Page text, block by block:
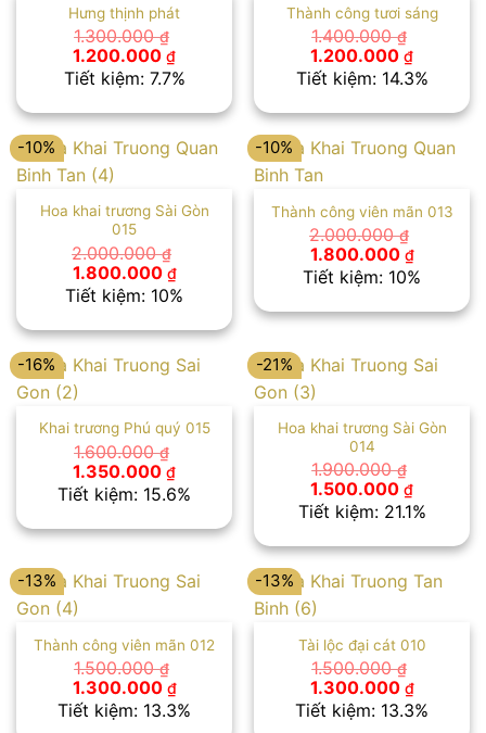
Hưng thịnh phát
1.300.000₫
Giá
gốc
là:
1.200.000 ₫Giá
hiện
tại
1.200.000 ₫.
Tiết kiệm: 7.7%
Thành công tươi sáng
1.400.000₫
Giá
gốc
là:
1.200.000 ₫Giá
hiện
tại
Tiết kiệm: 14.3%
-10%
Hoa khai trương Sài Gòn
015
2.000.000₫
Giá
gốc
là:
1.800.000 ₫Giá
hiện
tại
1.800.000 ₫.
Tiết kiệm: 10%
-10%
Thành công viên mãn 013
2.000.000₫
Giá
gốc
là:
1.800.000 ₫Giá
hiện
tại
Tiết kiệm: 10%
-16%
Khai trương Phú quý 015
1.600.000₫
Giá
gốc
là:
1.350.000 ₫Giá
hiện
tại
1.350.000 ₫.
Tiết kiệm: 15.6%
-21%
Hoa khai trương Sài Gòn
014
1.900.000₫
Giá
gốc
là:
1.500.000 ₫Giá
hiện
tại
Tiết kiệm: 21.1%
-13%
Thành công viên mãn 012
1.500.000₫
Giá
gốc
là:
1.300.000 ₫Giá
hiện
tại
Tiết kiệm: 13.3%
-13%
Tài lộc đại cát 010
1.500.000₫
Giá
gốc
là:
1.300.000 ₫Giá
hiện
tại
Tiết kiệm: 13.3%